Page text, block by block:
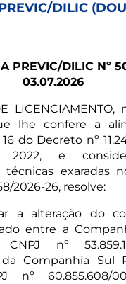
DILIC
PREVIC/DILIC Nº
03.07.2026
LICENCIAMENTO,
lhe confere a
do Decreto nº
e
técnicas exaradas
2026-26, resolve:
a alteração do
entre a
nº
da Companhia Sul
nº 60.855.608/